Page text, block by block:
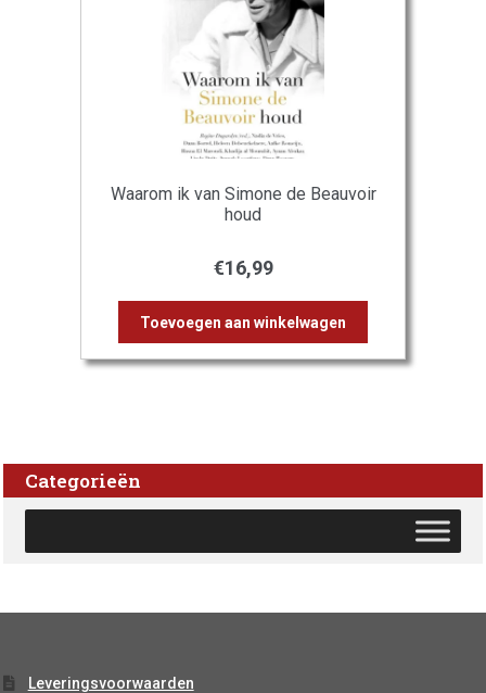
Waarom ik van Simone de Beauvoir
houd
€16,99
Toevoegen aan winkelwagen
Categorieën
Leveringsvoorwaarden